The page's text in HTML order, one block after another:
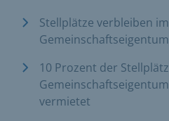
Stellplätze verbleiben im
10 Prozent der
vermietet